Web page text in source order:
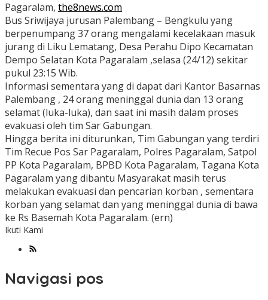
Pagaralam, the8news.com
Bus Sriwijaya jurusan Palembang – Bengkulu yang
berpenumpang 37 orang mengalami kecelakaan masuk
jurang di Liku Lematang, Desa Perahu Dipo Kecamatan
Dempo Selatan Kota Pagaralam ,selasa (24/12) sekitar
pukul 23:15 Wib.
Informasi sementara yang di dapat dari Kantor Basarnas
Palembang , 24 orang meninggal dunia dan 13 orang
selamat (luka-luka), dan saat ini masih dalam proses
evakuasi oleh tim Sar Gabungan.
Hingga berita ini diturunkan, Tim Gabungan yang terdiri
Tim Recue Pos Sar Pagaralam, Polres Pagaralam, Satpol
PP Kota Pagaralam, BPBD Kota Pagaralam, Tagana Kota
Pagaralam yang dibantu Masyarakat masih terus
melakukan evakuasi dan pencarian korban , sementara
korban yang selamat dan yang meninggal dunia di bawa
ke Rs Basemah Kota Pagaralam. (ern)
Ikuti Kami
Navigasi pos